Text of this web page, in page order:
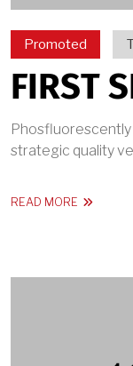
Promoted
FIRST
strategic quality
READ MORE ABOUT